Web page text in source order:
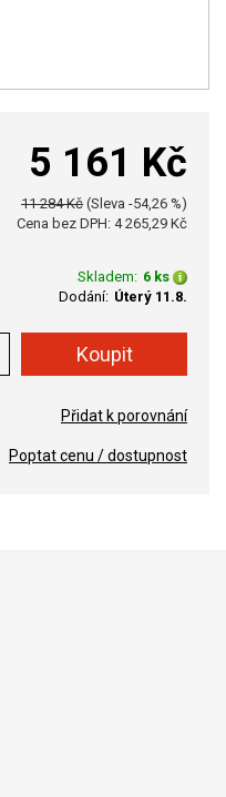
5 161 Kč
11 284 Kč (Sleva -54,26 %)
Cena bez DPH: 4 265,29 Kč
Skladem: 6 ks
Dodání: Úterý 11.8.
Přidat k porovnání
Poptat cenu / dostupnost